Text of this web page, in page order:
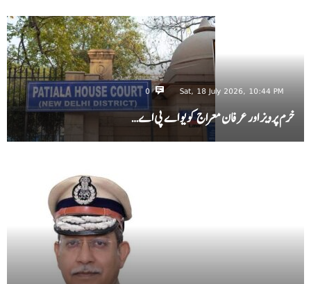
Sat, 18 July 2026, 10:44 PM
0
خرم پرویز اور عرفان معراج کو یو اے پی اے…